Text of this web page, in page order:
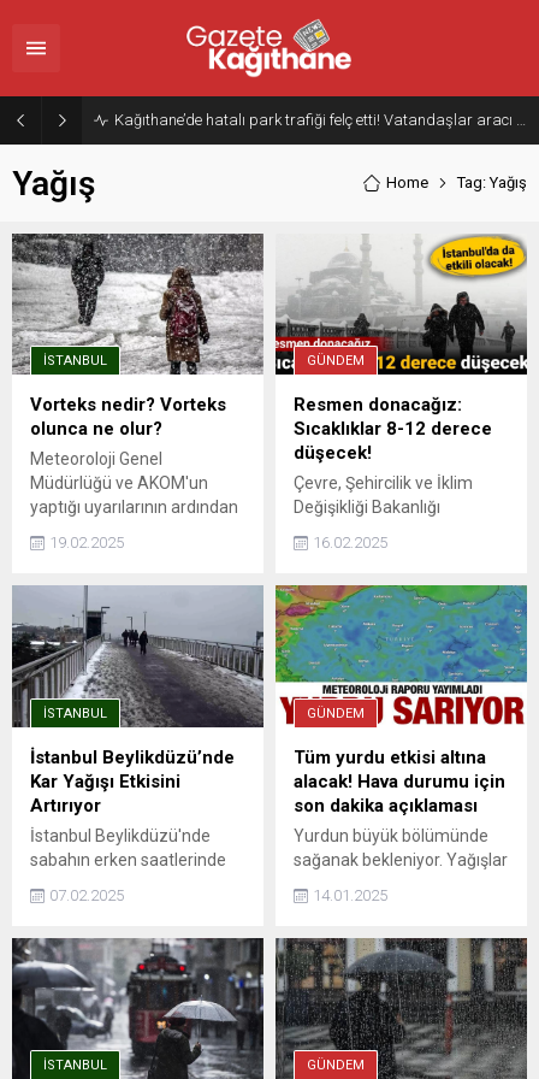
Yağış Home Tag: Yağış
İSTANBUL
Vorteks nedir? Vorteks
olunca ne olur?
Meteoroloji Genel
Müdürlüğü ve AKOM'un
yaptığı uyarılarının ardından
yağışı sabah saatlerinde
Yakası'nda ve yüksek
kesimlerde etkisini gösteren
kar yağışı, Anadolu
Yakası'nda da etkili oluyor.
Karla ...
19.02.2025
GÜNDEM
Resmen donacağız:
Sıcaklıklar 8-12 derece
düşecek!
Çevre, Şehircilik ve İklim
Değişikliği Bakanlığı
Uzmanı Cengiz Çelik'in
hafta başında kuzeybatı
bölgelerde kuvvetli yağmur
etkili olacak. Salı günü
sıcaklıkların hızla düşeceğini
belirten Çelik ...
16.02.2025
İSTANBUL
İstanbul Beylikdüzü’nde
Kar Yağışı Etkisini
Artırıyor
İstanbul Beylikdüzü'nde
sabahın erken saatlerinde
kenarları ve üst geçitler kar
büründü. Yapılan son
ikazların akabinde
Beylikdüzü ve
Büyükçekmece ilçeleri başta
olmak üzere yüksek ...
07.02.2025
GÜNDEM
Tüm yurdu etkisi altına
alacak! Hava durumu için
son dakika açıklaması
Yurdun büyük bölümünde
sağanak bekleniyor. Yağışlar
yağışına dönüşebilir. İç ve
buzlanma ve don ile birlikte
pus ve yer yer sis görülebilir.
14.01.2025
İSTANBUL GÜNDEM